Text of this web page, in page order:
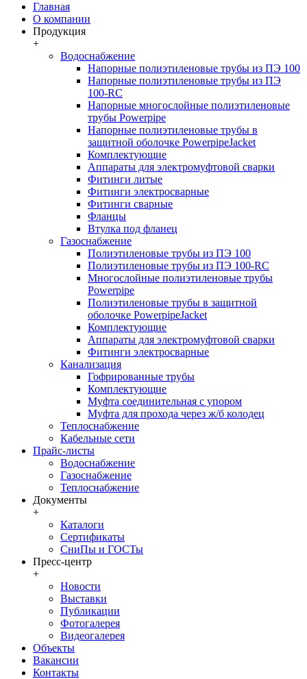
Главная
О компании
Продукция
+
Водоснабжение
Напорные полиэтиленовые трубы из ПЭ 100
Напорные полиэтиленовые трубы из ПЭ
100-RC
Напорные многослойные полиэтиленовые
трубы Powerpipe
Напорные полиэтиленовые трубы в
защитной оболочке PowerpipeJacket
Комплектующие
Аппараты для электромуфтовой сварки
Фитинги литые
Фитинги электросварные
Фитинги сварные
Фланцы
Втулка под фланец
Газоснабжение
Полиэтиленовые трубы из ПЭ 100
Полиэтиленовые трубы из ПЭ 100-RC
Многослойные полиэтиленовые трубы
Powerpipe
Полиэтиленовые трубы в защитной
оболочке PowerpipeJacket
Комплектующие
Аппараты для электромуфтовой сварки
Фитинги электросварные
Канализация
Гофрированные трубы
Комплектующие
Муфта соединительная с упором
Муфта для прохода через ж/б колодец
Теплоснабжение
Кабельные сети
Прайс-листы
Водоснабжение
Газоснабжение
Теплоснабжение
Документы
+
Каталоги
Сертификаты
СниПы и ГОСТы
Пресс-центр
+
Новости
Выставки
Публикации
Фотогалерея
Видеогалерея
Объекты
Вакансии
Контакты